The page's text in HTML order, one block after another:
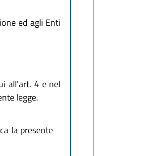
ed agli Enti
all'art. 4 e nel
legge.
la presente